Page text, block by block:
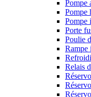
Pompe
Pompe
Pompe
Porte
Poulie
Rampe
Relais